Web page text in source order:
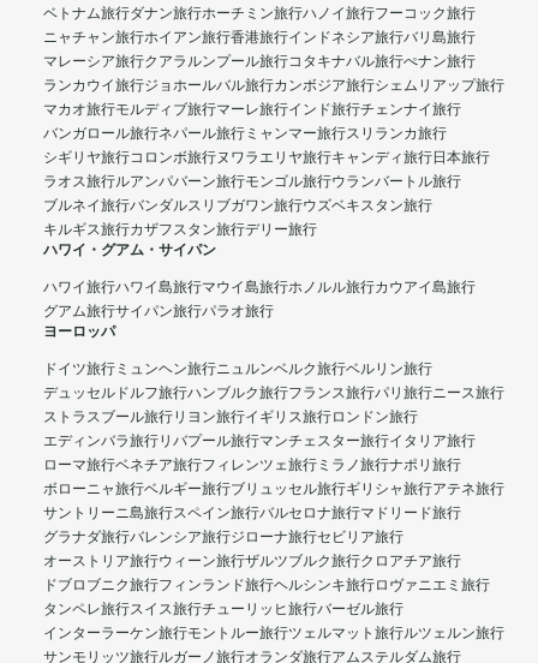
ベトナム旅行ダナン旅行ホーチミン旅行ハノイ旅行フーコック旅行
ニャチャン旅行ホイアン旅行香港旅行インドネシア旅行バリ島旅行
マレーシア旅行クアラルンプール旅行コタキナバル旅行ぺナン旅行
ランカウイ旅行ジョホールバル旅行カンボジア旅行シェムリアップ旅行
マカオ旅行モルディブ旅行マーレ旅行インド旅行チェンナイ旅行
バンガロール旅行ネパール旅行 ミャンマー旅行スリランカ旅行
シギリヤ旅行コロンボ旅行ヌワラエリヤ旅行キャンディ旅行日本旅行
ラオス旅行ルアンパバーン旅行モンゴル旅行ウランバートル旅行
ブルネイ旅行バンダルスリブガワン旅行ウズベキスタン旅行
キルギス旅行カザフスタン旅行デリー旅行
ハワイ・グアム・サイパン
ハワイ旅行ハワイ島旅行マウイ島旅行ホノルル旅行カウアイ島旅行
グアム旅行サイパン旅行パラオ旅行
ヨーロッパ
ドイツ旅行 ミュンヘン旅行ニュルンベルク旅行ベルリン旅行
デュッセルドルフ旅行ハンブルク旅行フランス旅行パリ旅行ニース旅行
ストラスブール旅行リヨン旅行イギリス旅行ロンドン旅行
エディンバラ旅行リバプール旅行マンチェスター旅行イタリア旅行
ローマ旅行ベネチア旅行フィレンツェ旅行 ミラノ旅行ナポリ旅行
ボローニャ旅行ベルギー旅行ブリュッセル旅行ギリシャ旅行アテネ旅行
サントリーニ島旅行スペイン旅行バルセロナ旅行マドリード旅行
グラナダ旅行バレンシア旅行ジローナ旅行セビリア旅行
オーストリア旅行ウィーン旅行ザルツブルク旅行クロアチア旅行
ドブロブニク旅行フィンランド旅行ヘルシンキ旅行ロヴァニエミ旅行
タンペレ旅行スイス旅行チューリッヒ旅行バーゼル旅行
インターラーケン旅行モントルー旅行ツェルマット旅行ルツェルン旅行
サンモリッツ旅行ルガーノ旅行オランダ旅行アムステルダム旅行